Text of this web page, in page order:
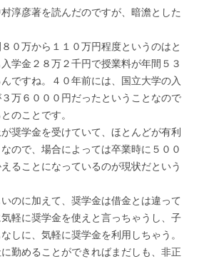
村淳彦著を読んだのですが、暗澹とした
０万から１１０万円程度というのはと
学金２８万２千円で授業料が年間５３
ですね。４０年前には、国立大学の入
万６０００円だったということなので
のことです。
奨学金を受けていて、ほとんどが有利
ので、場合によっては卒業時に５００
ることになっているのが現状だという
のに加えて、奨学金は借金とは違って
軽に奨学金を使えと言っちゃうし、子
しに、気軽に奨学金を利用しちゃう。
勤めることができればまだしも、非正